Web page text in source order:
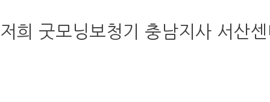
저희 굿모닝보청기 충남지사 서산